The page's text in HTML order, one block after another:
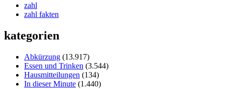
zahl
zahl fakten
kategorien
Abkürzung (13.917)
Essen und Trinken (3.544)
Hausmitteilungen (134)
In dieser Minute (1.440)